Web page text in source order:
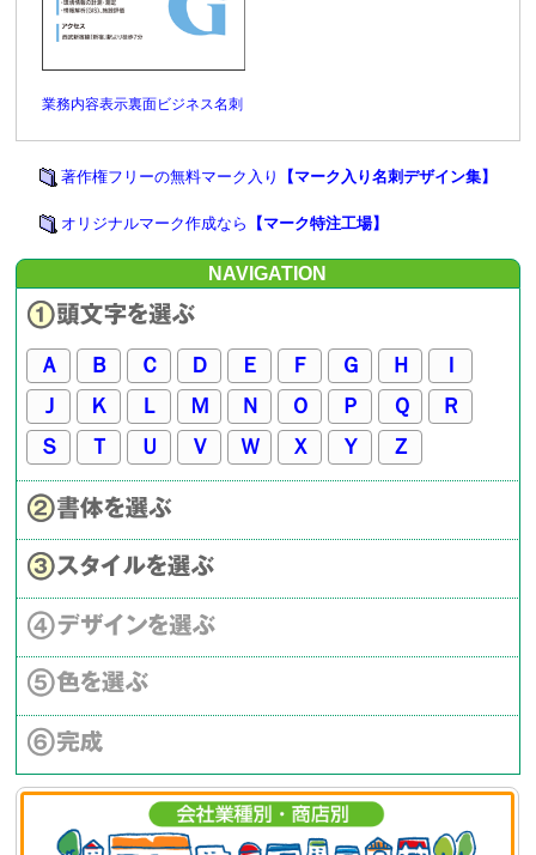
業務内容表示裏面ビジネス名刺
著作権フリーの無料マーク入り 【マーク入り名刺デザイン集】
オリジナルマーク作成なら 【マーク特注工場】
NAVIGATION
Ａ Ｂ Ｃ Ｄ Ｅ Ｆ Ｇ Ｈ
Ｊ
Ｋ Ｌ Ｍ Ｎ Ｏ Ｐ Ｑ
Ｒ
Ｓ
Ｔ Ｕ Ｖ Ｗ Ｘ Ｙ Ｚ